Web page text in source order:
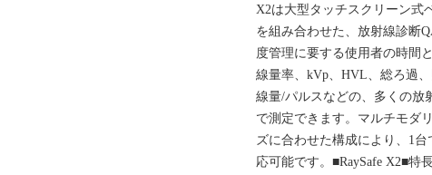
X2は大型タッチスクリーン式
を組み合わせた、放射線診断
度管理に要する使用者の時間
線量率、kVp、HVL、総ろ過
線量/パルスなどの、多くの放
で測定できます。マルチモダ
ズに合わせた構成により、1
応可能です。■RaySafe X2■特